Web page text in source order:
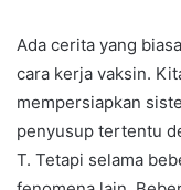
Ada cerita yang
cara kerja vaksin.
mempersiapkan
penyusup tertentu
T. Tetapi selama